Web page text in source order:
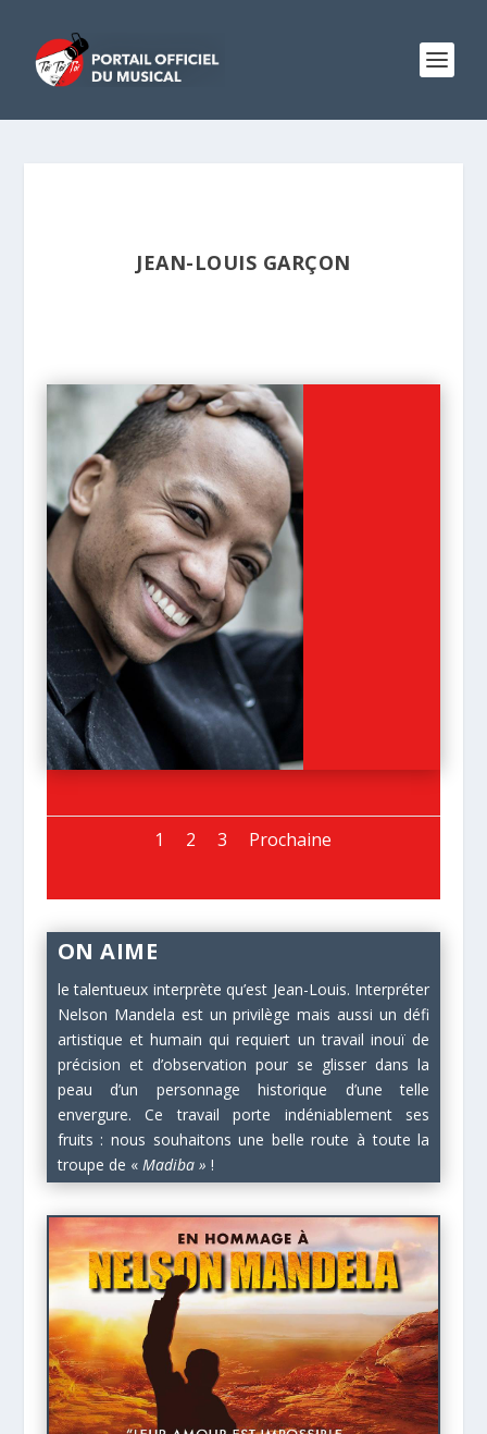
JEAN-LOUIS GARÇON
1 2 3 Prochaine
ON AIME
le talentueux interprète qu’est Jean-Louis. Interpréter
Nelson Mandela est un privilège mais aussi un défi
artistique et humain qui requiert un travail inouï de
précision et d’observation pour se glisser dans la
peau d’un personnage historique d’une telle
envergure. Ce travail porte indéniablement ses
fruits : nous souhaitons une belle route à toute la
troupe de « Madiba » !